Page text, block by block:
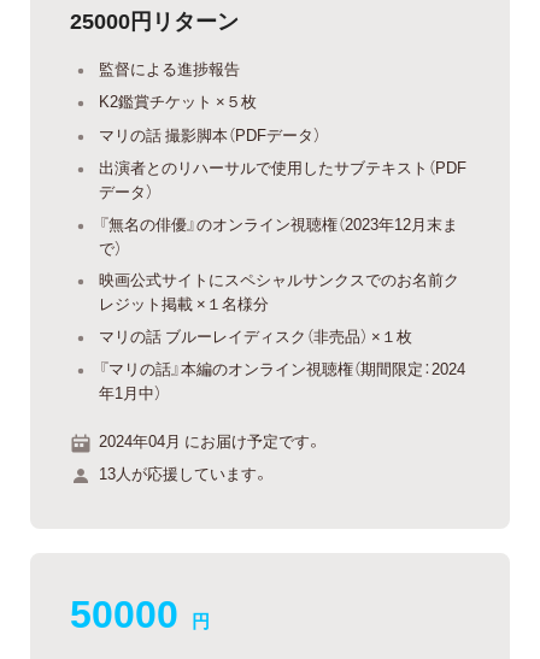
25000円リターン
監督による進捗報告
K2鑑賞チケット ×５枚
マリの話 撮影脚本（PDFデータ）
出演者とのリハーサルで使用したサブテキスト（PDF
データ）
『無名の俳優』のオンライン視聴権（2023年12月末ま
で）
映画公式サイトにスペシャルサンクスでのお名前ク
レジット掲載 ×１名様分
マリの話 ブルーレイディスク（非売品） ×１枚
『マリの話』本編のオンライン視聴権（期間限定：2024
年1月中）
2024年04月 にお届け予定です。
13人が応援しています。
50000 円